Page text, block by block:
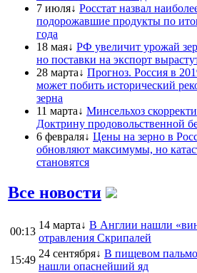
7 июля↓ Росстат назвал
подорожавшие продукты по
года
18 мая↓ РФ увеличит урожай
но поставки на экспорт
28 марта↓ Прогноз. Россия в
может побить исторический
зерна
11 марта↓ Минсельхоз
Доктрину продовольственной
6 февраля↓ Цены на зерно в
обновляют максимумы, но
становятся
Все новости
00:13
14 марта↓ В Англии нашли
отравления Скрипалей
15:49
24 сентября↓ В пищевом
нашли опаснейший яд